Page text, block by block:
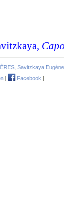
Savitzkaya Eugène
| Facebook |